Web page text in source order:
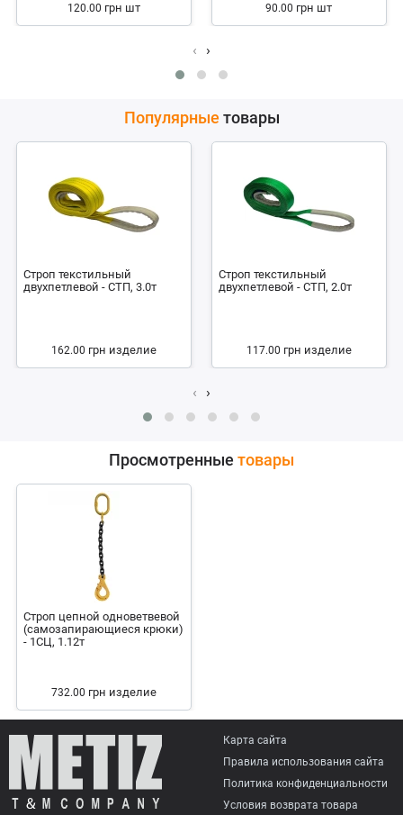
120.00 грн шт 90.00 грн шт
‹ ›
Популярные товары
Строп текстильный
двухпетлевой - СТП, 3.0т
162.00 грн изделие
Строп текстильный
двухпетлевой - СТП, 2.0т
117.00 грн изделие
‹ ›
Просмотренные товары
Строп цепной одноветвевой
(самозапирающиеся крюки)
- 1СЦ, 1.12т
732.00 грн изделие
Карта сайта
Правила использования сайта
Политика конфиденциальности
Условия возврата товарa